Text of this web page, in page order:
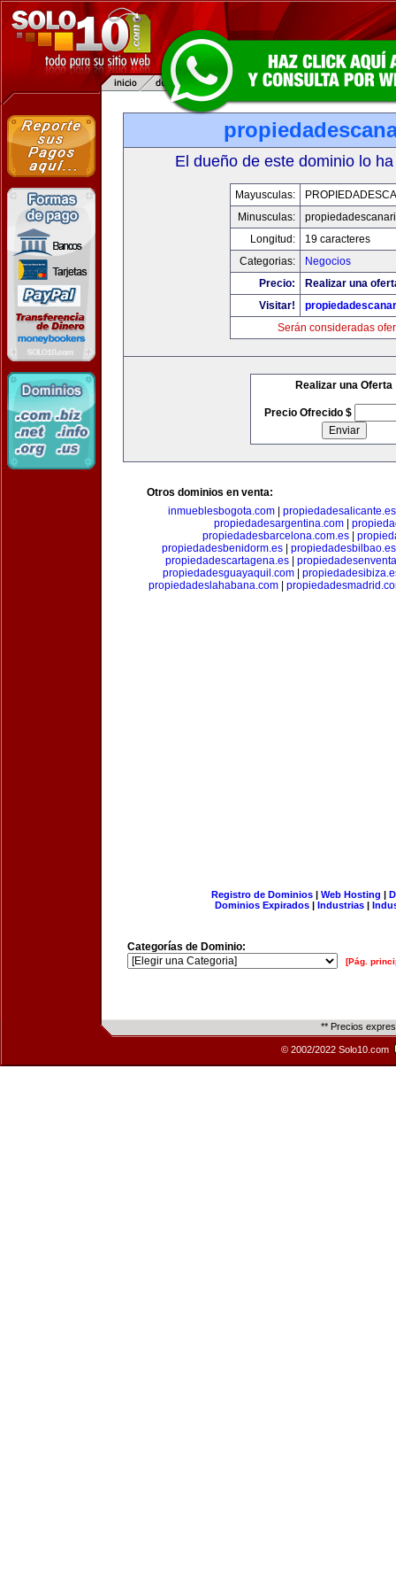
El dueño de este dominio lo
Mayusculas:
Minusculas:
Longitud:
19 caracteres
Categorias:
Negocios
Precio:
Realizar una
Visitar!
Serán consideradas
Realizar una Oferta
Precio Ofrecido $
Otros dominios en venta:
inmueblesbogota.com| propiedadesalicante.es
propiedadesargentina.com|
propiedadesbarcelona.com.es|
propiedadesbenidorm.es
propiedadesbilbao.es
propiedadescartagena.es|
propiedadesguayaquil.com
propiedadeslahabana.com|
Registro de Dominios| Web Hosting |
Dominios Expirados | Industrias |
Categorías de Dominio:
[Pág.
** Precios
© 2002/2022 Solo10.com